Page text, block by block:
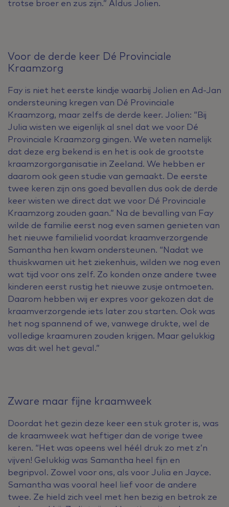
trotse broer en zus zijn.” Aldus Jolien.
Voor de derde keer Dé Provinciale
Kraamzorg
Fay is niet het eerste kindje waarbij Jolien en Ad-Jan
ondersteuning kregen van Dé Provinciale
Kraamzorg, maar zelfs de derde keer. Jolien: “Bij
Julia wisten we eigenlijk al snel dat we voor Dé
Provinciale Kraamzorg gingen. We weten namelijk
dat deze erg bekend is en het is ook de grootste
kraamzorgorganisatie in Zeeland. We hebben er
daarom ook geen studie van gemaakt. De eerste
twee keren zijn ons goed bevallen dus ook de derde
keer wisten we direct dat we voor Dé Provinciale
Kraamzorg zouden gaan.” Na de bevalling van Fay
wilde de familie eerst nog even samen genieten van
het nieuwe familielid voordat kraamverzorgende
Samantha hen kwam ondersteunen. “Nadat we
thuiskwamen uit het ziekenhuis, wilden we nog even
wat tijd voor ons zelf. Zo konden onze andere twee
kinderen eerst rustig het nieuwe zusje ontmoeten.
Daarom hebben wij er expres voor gekozen dat de
kraamverzorgende iets later zou starten. Ook was
het nog spannend of we, vanwege drukte, wel de
volledige kraamuren zouden krijgen. Maar gelukkig
was dit wel het geval.”
Zware maar fijne kraamweek
Doordat het gezin deze keer een stuk groter is, was
de kraamweek wat heftiger dan de vorige twee
keren. “Het was opeens wel héél druk zo met z’n
vijven! Gelukkig was Samantha heel fijn en
begripvol. Zowel voor ons, als voor Julia en Jayce.
Samantha was vooral heel lief voor de andere
twee. Ze hield zich veel met hen bezig en betrok ze